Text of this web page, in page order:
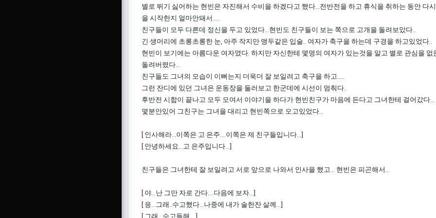
별로 뛰기 싫어하는 현빈은 자진해서 수비을 하겠다고 했다...전반전을 하고 휴식을 취하는 동안 다
을 시작한지 얼마안돼서.....
친구들이 모두 다른데 정신을 두고 있었다...현빈도 친구들이 보는 쪽으로 고개을 돌려보았다..
긴 생머리에 초롱초롱한 눈, 아주 작지만 앵두같은 입술.. 여자가 축구을 하는데 구경을 하고있었다..
현빈이 보기에는 아름다운 여자였다. 하지만 자신한테 몇명의 여자가 있는것을 알고 별로 관심을 없
돌려버렸다...
친구들도 그녀의 모습이 이뻐는지 더욱더 잘 보일려고 축구을 하고.....
그런 잔디에 있던 그녀은 운동장을 둘러보고 한군데에 시선이 멈춰다..
후반전 시합이 끝나고 모두 모여서 이야기을 하다가 현빈친구가 마음에 든다고 그녀한테 걸어갔다...
몇분안있어 그친구는 그녀을 대리고 현빈쪽으로 오고있었다...
[ 인사해라...이쪽은 고 은주....이쪽은 제 친구들입니다...]
[ 안녕하세요...고 은주입니다...]
친구들은 그녀한테 잘 보일려고 서로 앞으로 나와서 인사을 했고... 현빈은 피곤해서...
[ 야...난 그만 자로 간다....다음에 보자...]
[ 응...그래..수고했다...나중에 내가 술한잔 살께...]
[ 그래...수고들해....]